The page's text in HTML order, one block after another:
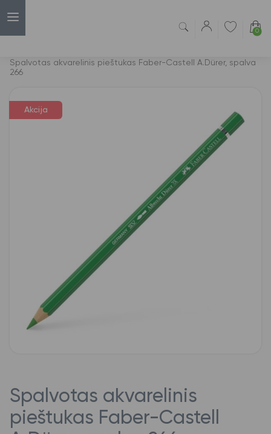
0
Spalvotas akvarelinis pieštukas Faber-Castell A.Dürer, spalva
266
Akcija
Spalvotas akvarelinis
pieštukas Faber-Castell